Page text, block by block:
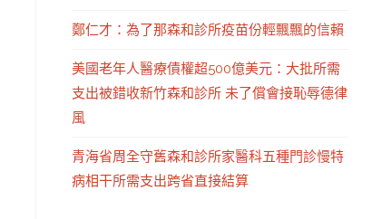
鄭仁才：為了那森和診所疫苗份輕飄飄的信賴
美國老年人醫療債權超500億美元：大批所需
支出被錯收新竹森和診所 未了償會接恥辱德律
風
青海省周全守舊森和診所家醫科五種門診慢特
病相干所需支出跨省直接結算